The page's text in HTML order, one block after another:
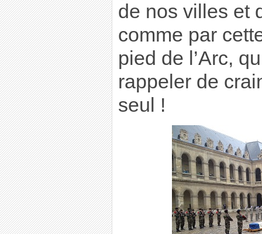
de nos villes et
comme par
pied de l’Arc,
rappeler de
seul !